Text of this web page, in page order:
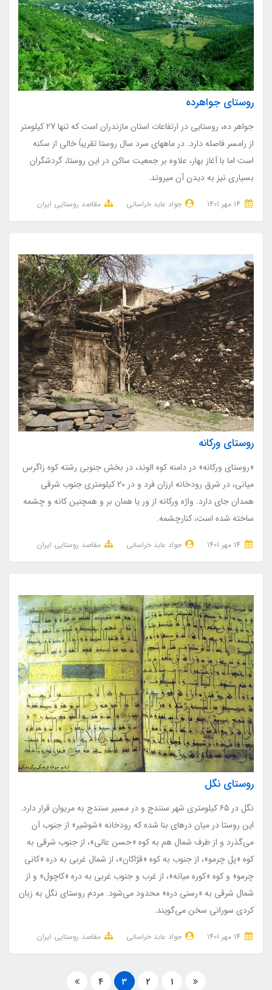
روستای جواهرده
جواهر ده، روستایی در ارتفاعات استان مازندران است که تنها 27 کیلومتر
از رامسر فاصله دارد. در ماه‎های سرد سال روستا تقریباً خالی از سکنه
است اما با آغاز بهار، علاوه بر جمعیت ساکن در این روستا، گردشگران
بسیاری نیز به دیدن آن می‎روند.
جواد عابد خراسانی مقاصد روستایی ایران
روستای ورکانه
«روستای ورکانه» در دامنه کوه الوند، در بخش جنوبی رشته کوه زاگرس
میانی، در شرق رودخانه ارزان فرد و در 20 کیلومتری جنوب شرقی
همدان جای دارد. واژه ورکانه از ور یا همان بر و همچنین کانه و چشمه
ساخته شده است، کنارچشمه.
جواد عابد خراسانی مقاصد روستایی ایران
روستای نگل
نگل در ۶۵ کیلومتری شهر سنندج و در مسیر سنندج به مریوان قرار دارد.
این روستا در میان دره‎ای بنا شده که رودخانه «شوشیر» از جنوب آن
می‌گذرد و از طرف شمال هم به کوه «حسن عالی»، از جنوب شرقی به
کوه «پل چرمو»، از جنوب به کوه «قژاکان»، از شمال غربی به دره «کانی
چرمو» و کوه «کوره میانه»، از غرب و جنوب غربی به دره «کاچول» و از
شمال شرقی به «رسنی دره» محدود می‌شود. مردم روستای نگل به زبان
کردی سورانی سخن می‌گویند.
جواد عابد خراسانی مقاصد روستایی ایران
1
2
3
4